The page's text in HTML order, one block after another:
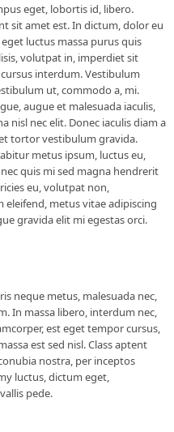
eget, lobortis id, libero.
sit amet est. In dictum, dolor eu
luctus massa purus quis
volutpat in, imperdiet sit
interdum. Vestibulum
ut, commodo a, mi.
augue et malesuada iaculis,
nisl nec elit. Donec iaculis diam a
tortor vestibulum gravida.
metus ipsum, luctus eu,
quis mi sed magna hendrerit
eu, volutpat non,
metus vitae adipiscing
gravida elit mi egestas orci.
neque metus, malesuada nec,
In massa libero, interdum nec,
est eget tempor cursus,
est sed nisl. Class aptent
nostra, per inceptos
luctus, dictum eget,
pede.